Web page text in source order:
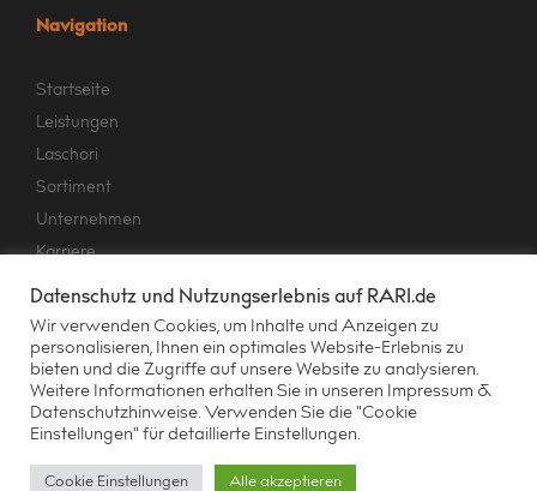
Navigation
Startseite
Leistungen
Laschori
Sortiment
Unternehmen
Karriere
Kontakt
Impressum & Datenschutzhinweise
Datenschutz und Nutzungserlebnis auf RARI.de
Wir verwenden Cookies, um Inhalte und Anzeigen zu
personalisieren, Ihnen ein optimales Website-Erlebnis zu
bieten und die Zugriffe auf unsere Website zu analysieren.
Weitere Informationen erhalten Sie in unseren Impressum &
Datenschutzhinweise. Verwenden Sie die "Cookie
Einstellungen" für detaillierte Einstellungen.
Cookie Einstellungen Alle akzeptieren